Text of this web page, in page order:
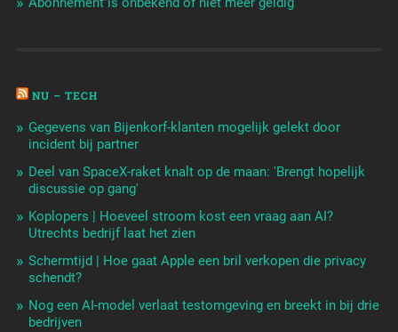
NU – TECH
Gegevens van Bijenkorf-klanten mogelijk gelekt door
incident bij partner
Deel van SpaceX-raket knalt op de maan: 'Brengt hopelijk
discussie op gang'
Koplopers | Hoeveel stroom kost een vraag aan AI?
Utrechts bedrijf laat het zien
Schermtijd | Hoe gaat Apple een bril verkopen die privacy
schendt?
Nog een AI-model verlaat testomgeving en breekt in bij drie
bedrijven